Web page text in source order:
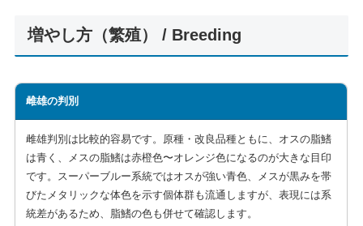
増やし方（繁殖） / Breeding
雌雄の判別
雌雄判別は比較的容易です。原種・改良品種ともに、オスの脂鰭
は青く、メスの脂鰭は赤橙色〜オレンジ色になるのが大きな目印
です。スーパーブルー系統ではオスが強い青色、メスが黒みを帯
びたメタリックな体色を示す個体群も流通しますが、表現には系
統差があるため、脂鰭の色も併せて確認します。